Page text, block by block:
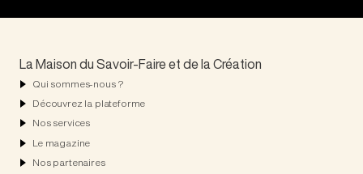
La Maison du Savoir-Faire et de la Création
Qui sommes-nous ?
Découvrez la plateforme
Nos services
Le magazine
Nos partenaires